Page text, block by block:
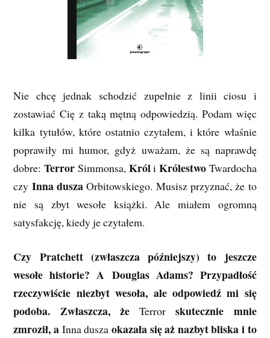
Nie chcę jednak schodzić zupełnie z linii ciosu i
zostawiać Cię z taką mętną odpowiedzią. Podam więc
kilka tytułów, które ostatnio czytałem, i które właśnie
poprawiły mi humor, gdyż uważam, że są naprawdę
dobre:Terror Simmonsa, Króli KrólestwoTwardocha
czy Inna dusza Orbitowskiego. Musisz przyznać, że to
nie są zbyt wesołe książki. Ale miałem ogromną
satysfakcję, kiedy je czytałem.
Czy Pratchett (zwłaszcza późniejszy) to jeszcze
wesołe historie? A Douglas Adams? Przypadłość
rzeczywiście niezbyt wesoła, ale odpowiedź mi się
podoba. Zwłaszcza, żeTerror skutecznie mnie
zmroził, a Inna dusza okazała się aż nazbyt bliska i to